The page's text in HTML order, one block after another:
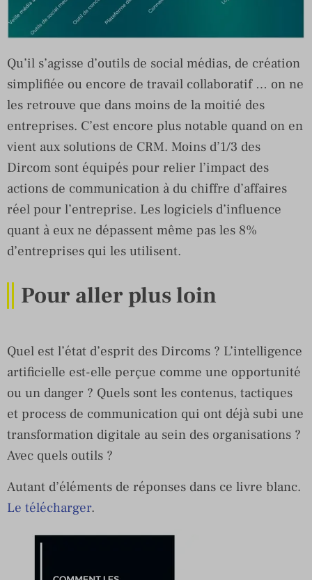
Qu’il s’agisse d’outils de social médias, de création
simplifiée ou encore de travail collaboratif … on ne
les retrouve que dans moins de la moitié des
entreprises. C’est encore plus notable quand on en
vient aux solutions de CRM. Moins d’1/3 des
Dircom sont équipés pour relier l’impact des
actions de communication à du chiffre d’affaires
réel pour l’entreprise. Les logiciels d’influence
quant à eux ne dépassent même pas les 8%
d’entreprises qui les utilisent.
Pour aller plus loin
Quel est l’état d’esprit des Dircoms ? L’intelligence
artificielle est-elle perçue comme une opportunité
ou un danger ? Quels sont les contenus, tactiques
et process de communication qui ont déjà subi une
transformation digitale au sein des organisations ?
Avec quels outils ?
Autant d’éléments de réponses dans ce livre blanc.
Le télécharger.